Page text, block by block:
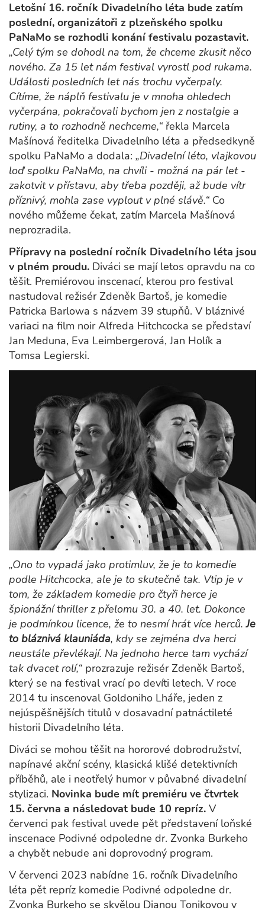
Letošní 16. ročník Divadelního léta bude zatím
poslední, organizátoři z plzeňského spolku
PaNaMo se rozhodli konání festivalu pozastavit.
„Celý tým se dohodl na tom, že chceme zkusit něco
nového. Za 15 let nám festival vyrostl pod rukama.
Události posledních let nás trochu vyčerpaly.
Cítíme, že náplň festivalu je v mnoha ohledech
vyčerpána, pokračovali bychom jen z nostalgie a
rutiny, a to rozhodně nechceme,“ řekla Marcela
Mašínová ředitelka Divadelního léta a předsedkyně
spolku PaNaMo a dodala: „Divadelní léto, vlajkovou
loď spolku PaNaMo, na chvíli - možná na pár let -
zakotvit v přístavu, aby třeba později, až bude vítr
příznivý, mohla zase vyplout v plné slávě.“ Co
nového můžeme čekat, zatím Marcela Mašínová
neprozradila.
Přípravy na poslední ročník Divadelního léta jsou
v plném proudu. Diváci se mají letos opravdu na co
těšit. Premiérovou inscenací, kterou pro festival
nastudoval režisér Zdeněk Bartoš, je komedie
Patricka Barlowa s názvem 39 stupňů. V bláznivé
variaci na film noir Alfreda Hitchcocka se představí
Jan Meduna, Eva Leimbergerová, Jan Holík a
Tomsa Legierski.
„Ono to vypadá jako protimluv, že je to komedie
podle Hitchcocka, ale je to skutečně tak. Vtip je v
tom, že základem komedie pro čtyři herce je
špionážní thriller z přelomu 30. a 40. let. Dokonce
je podmínkou licence, že to nesmí hrát více herců. Je
to bláznivá klauniáda, kdy se zejména dva herci
neustále převlékají. Na jednoho herce tam vychází
tak dvacet rolí,“ prozrazuje režisér Zdeněk Bartoš,
který se na festival vrací po devíti letech. V roce
2014 tu inscenoval Goldoniho Lháře, jeden z
nejúspěšnějších titulů v dosavadní patnáctileté
historii Divadelního léta.
Diváci se mohou těšit na hororové dobrodružství,
napínavé akční scény, klasická klišé detektivních
příběhů, ale i neotřelý humor v půvabné divadelní
stylizaci. Novinka bude mít premiéru ve čtvrtek
15. června a následovat bude 10 repríz. V
červenci pak festival uvede pět představení loňské
inscenace Podivné odpoledne dr. Zvonka Burkeho
a chybět nebude ani doprovodný program.
V červenci 2023 nabídne 16. ročník Divadelního
léta pět repríz komedie Podivné odpoledne dr.
Zvonka Burkeho se skvělou Dianou Tonikovou v